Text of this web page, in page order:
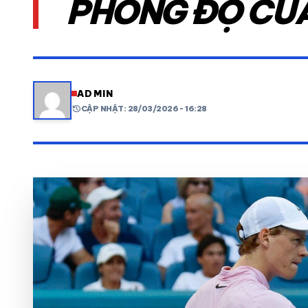
VIDEO
mail
PHONG ĐỘ
ADMIN
historyCẬP NHẬT: 28/03/2026 - 16:28